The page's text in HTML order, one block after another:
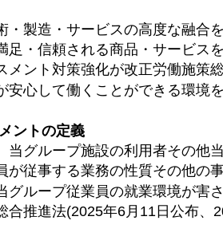
・製造・サービスの高度な融合
足・信頼される商品・サービス
メント対策強化が改正労働施策
安心して働くことができる環境
ントの定義
当グループ施設の利用者その他
が従事する業務の性質その他の
グループ従業員の就業環境が害
合推進法(2025年6月11日公布